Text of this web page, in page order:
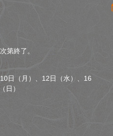
第終了。
日（月）、12日（水）、16
日）